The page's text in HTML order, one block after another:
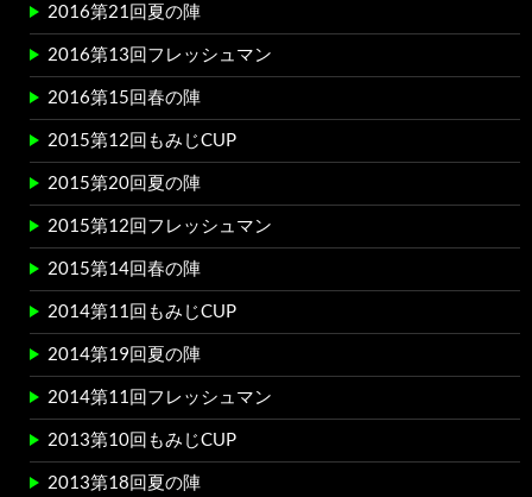
2016第21回夏の陣
2016第13回フレッシュマン
2016第15回春の陣
2015第12回もみじCUP
2015第20回夏の陣
2015第12回フレッシュマン
2015第14回春の陣
2014第11回もみじCUP
2014第19回夏の陣
2014第11回フレッシュマン
2013第10回もみじCUP
2013第18回夏の陣